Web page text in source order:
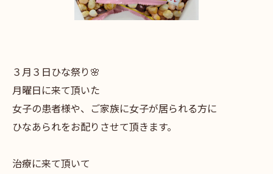
３月３日ひな祭り🌸
月曜日に来て頂いた
女子の患者様や、ご家族に女子が居られる方に
ひなあられをお配りさせて頂きます。
治療に来て頂いて